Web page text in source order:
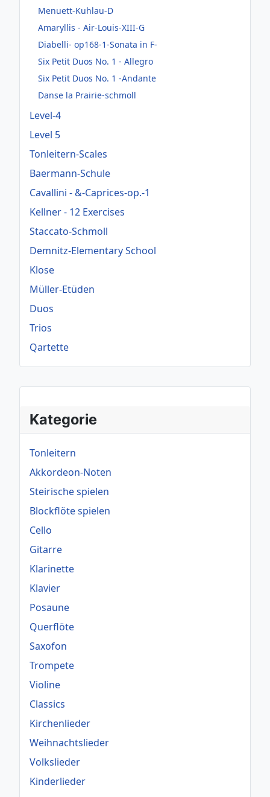
Kategorie
Tonleitern
Akkordeon-Noten
Steirische spielen
Blockflöte spielen
Cello
Gitarre
Klarinette
Klavier
Posaune
Querflöte
Saxofon
Trompete
Violine
Classics
Kirchenlieder
Weihnachtslieder
Volkslieder
Kinderlieder
Menuett-Kuhlau-D
Amaryllis - Air-Louis-XIII-G
Diabelli- op168-1-Sonata in F-
Six Petit Duos No. 1 - Allegro
Six Petit Duos No. 1 -Andante
Danse la Prairie-schmoll
Level-4
Level 5
Tonleitern-Scales
Baermann-Schule
Cavallini - &-Caprices-op.-1
Kellner - 12 Exercises
Staccato-Schmoll
Demnitz-Elementary School
Klose
Müller-Etüden
Duos
Trios
Qartette